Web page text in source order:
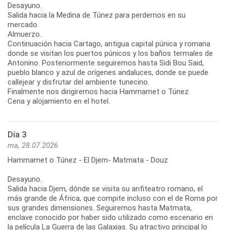
Desayuno.
Salida hacia la Medina de Túnez para perdernos en su
mercado.
Almuerzo.
Continuación hacia Cartago, antigua capital púnica y romana
donde se visitan los puertos púnicos y los baños termales de
Antonino. Posteriormente seguiremos hasta Sidi Bou Said,
pueblo blanco y azul de orígenes andaluces, donde se puede
callejear y disfrutar del ambiente tunecino.
Finalmente nos dirigiremos hacia Hammamet o Túnez.
Cena y alojamiento en el hotel.
Día 3
ma, 28.07.2026
Hammamet o Túnez - El Djem- Matmata - Douz
Desayuno.
Salida hacia Djem, dónde se visita su anfiteatro romano, el
más grande de África, que compite incluso con el de Roma por
sus grandes dimensiones. Seguiremos hasta Matmata,
enclave conocido por haber sido utilizado como escenario en
la película La Guerra de las Galaxias. Su atractivo principal lo